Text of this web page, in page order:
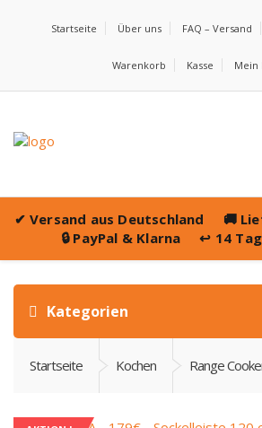
Startseite Über uns FAQ – Versand
Warenkorb Kasse Mein
✔ Versand aus Deutschland 🚚
🔒 PayPal & Klarna ↩️ 14
Kategorien
Startseite Kochen Range